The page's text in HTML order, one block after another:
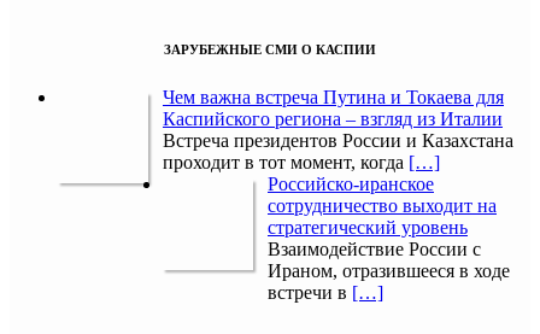
ЗАРУБЕЖНЫЕ СМИ О КАСПИИ
Чем важна встреча Путина и Токаева для
Каспийского региона – взгляд из Италии
Встреча президентов России и Казахстана
проходит в тот момент, когда […]
Российско-иранское
сотрудничество выходит на
стратегический уровень
Взаимодействие России с
Ираном, отразившееся в ходе
встречи в […]